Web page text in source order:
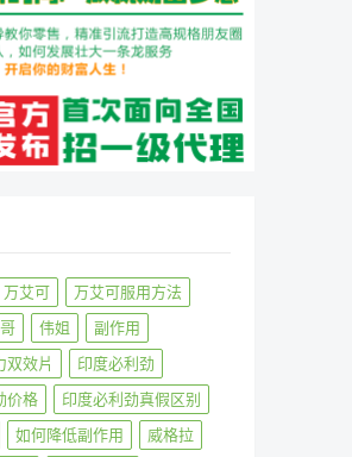
万艾可
万艾可服用方法
伟姐
副作用
双效片
印度必利劲
价格
印度必利劲真假区别
如何降低副作用
威格拉